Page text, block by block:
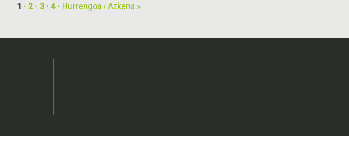
1 2 3 4 Hurrengoa › Azkena »